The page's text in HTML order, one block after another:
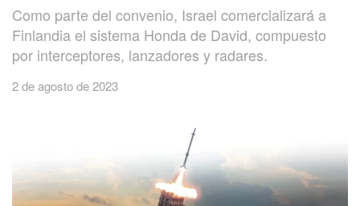
Como parte del convenio, Israel comercializará a
Finlandia el sistema Honda de David, compuesto
por interceptores, lanzadores y radares.
2 de agosto de 2023